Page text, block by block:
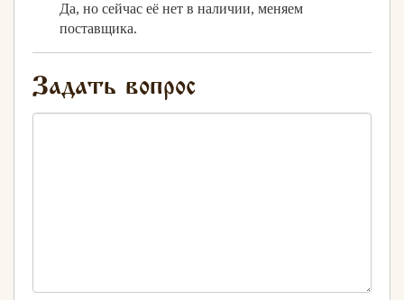
Да, но сейчас её нет в наличии, меняем
поставщика.
Задать вопрос